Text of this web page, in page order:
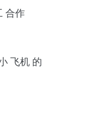
合作
飞机 的